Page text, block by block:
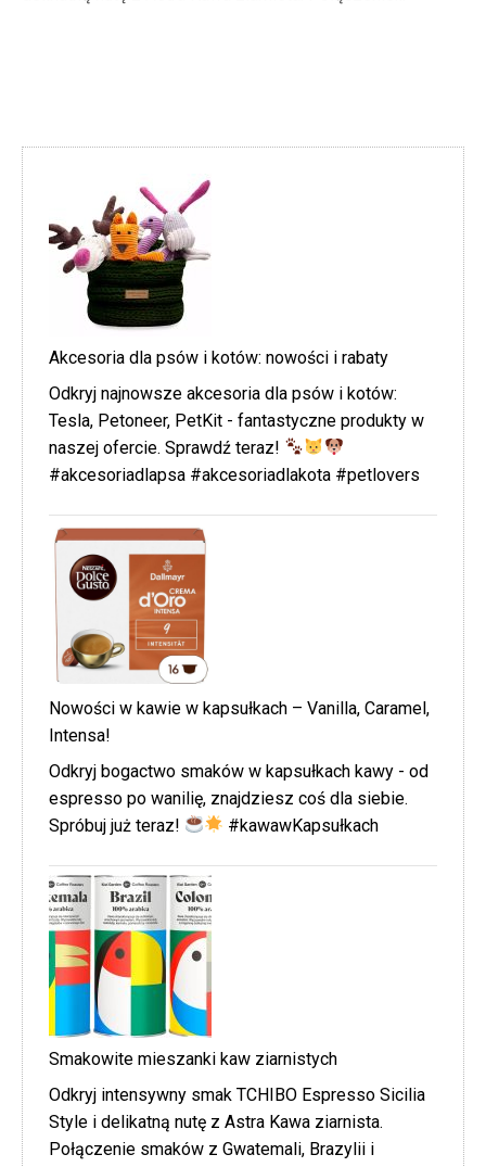
Akcesoria dla psów i kotów: nowości i rabaty
Odkryj najnowsze akcesoria dla psów i kotów:
Tesla, Petoneer, PetKit - fantastyczne produkty w
naszej ofercie. Sprawdź teraz!
#akcesoriadlapsa #akcesoriadlakota #petlovers
Nowości w kawie w kapsułkach – Vanilla, Caramel,
Intensa!
Odkryj bogactwo smaków w kapsułkach kawy - od
espresso po wanilię, znajdziesz coś dla siebie.
Spróbuj już teraz!
#kawawKapsułkach
Smakowite mieszanki kaw ziarnistych
Odkryj intensywny smak TCHIBO Espresso Sicilia
Style i delikatną nutę z Astra Kawa ziarnista.
Połączenie smaków z Gwatemali, Brazylii i